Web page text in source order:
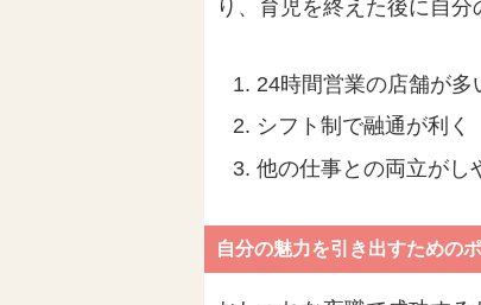
り、育児を終えた後に自
24時間営業の店舗が多
シフト制で融通が利く
他の仕事との両立がし
自分の魅力を引き出すための